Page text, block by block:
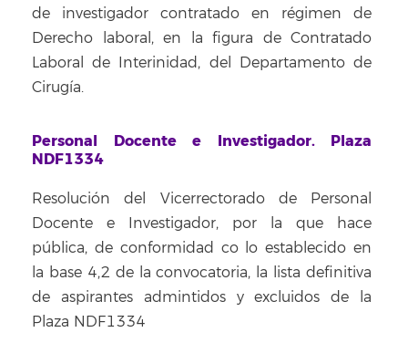
de investigador contratado en régimen de
Derecho laboral, en la figura de Contratado
Laboral de Interinidad, del Departamento de
Cirugía.
Personal Docente e Investigador. Plaza
NDF1334
Resolución del Vicerrectorado de Personal
Docente e Investigador, por la que hace
pública, de conformidad co lo establecido en
la base 4,2 de la convocatoria, la lista definitiva
de aspirantes admintidos y excluidos de la
Plaza NDF1334